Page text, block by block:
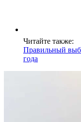
Читайте также:
Правильный
года